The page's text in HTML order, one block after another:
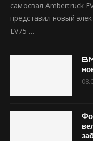
самосвал Ambertruck
представил новый
EV75 …